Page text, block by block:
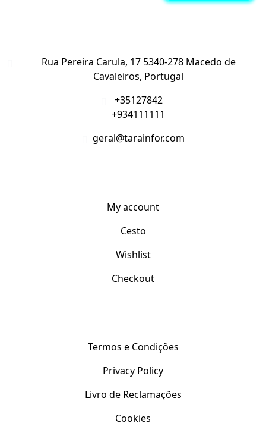
Rua Pereira Carula, 17 5340-278 Macedo de
Cavaleiros, Portugal
+35127842
+934111111
geral@tarainfor.com
My account
Cesto
Wishlist
Checkout
Termos e Condições
Privacy Policy
Livro de Reclamações
Cookies